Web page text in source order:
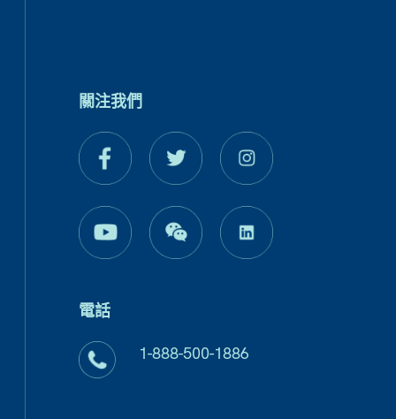
關注我們
電話
1-888-500-1886